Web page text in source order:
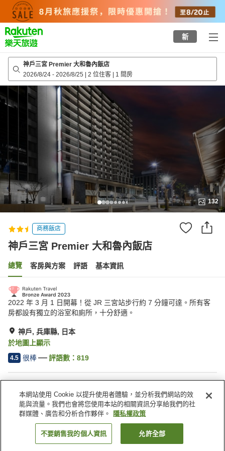
top
page
新
神戶三宮 Premier 大和魯內飯店
2026/8/24 - 2026/8/25 | 2 位住客 | 1 間房
132
商務飯店
神戶三宮 Premier 大和魯內飯店
總覽 客房與方案 評語 基本資訊
2022 年 3 月 1 日開幕！從 JR 三宮站步行約 7 分鐘可達。所有客
房都設有獨立的浴室和廁所，十分舒適。
神戶, 兵庫縣, 日本
於地圖上顯示
4.5 很棒 評語數： 819
無線網路
指定吸菸區
自動販賣機
哺乳室
日本 兵庫縣 神戶 神戶三宮 Premier 大和魯內飯店
找客房
本網站使用 Cookie 以提升使用者體驗，並分析我們網站的效
能與流量。我們也會將您使用本站的相關資訊分享給我們的社
群媒體、廣告和分析合作夥伴。
隱私權政策
不要銷售我的個人資訊 允許全部